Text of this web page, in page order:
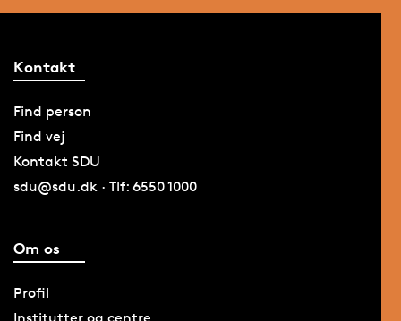
Kontakt
Find person
Find vej
Kontakt SDU
sdu@sdu.dk · Tlf: 6550 1000
Om os
Profil